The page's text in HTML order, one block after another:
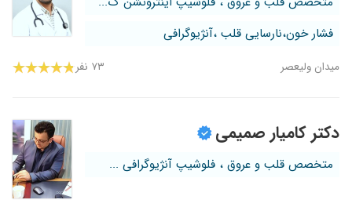
فشار خون،نارسایی قلب ،آنژیوگرافی
میدان ولیعصر ۷۳ نفر
دکتر کامیار صمیمی
متخصص قلب و عروق ، فلوشیپ آنژیوگرافی ...